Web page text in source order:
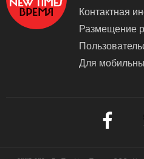
Контактная
Размещение
Для